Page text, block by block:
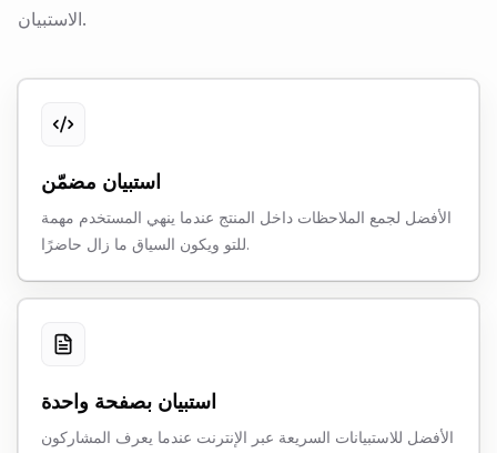
الاستبيان.
استبيان مضمّن
الأفضل لجمع الملاحظات داخل المنتج عندما ينهي المستخدم مهمة
للتو ويكون السياق ما زال حاضرًا.
استبيان بصفحة واحدة
الأفضل للاستبيانات السريعة عبر الإنترنت عندما يعرف المشاركون